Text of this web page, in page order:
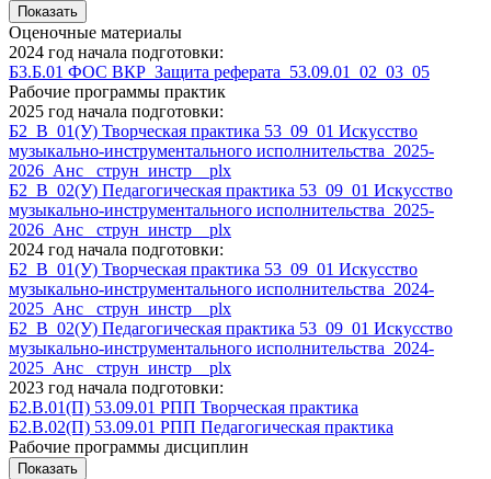
Показать
Оценочные материалы
2024 год начала подготовки:
Б3.Б.01 ФОС ВКР_Защита реферата_53.09.01_02_03_05
Рабочие программы практик
2025 год начала подготовки:
Б2_В_01(У) Творческая практика 53_09_01 Искусство
музыкально-инструментального исполнительства_2025-
2026_Анс_ струн_инстр__plx
Б2_В_02(У) Педагогическая практика 53_09_01 Искусство
музыкально-инструментального исполнительства_2025-
2026_Анс_ струн_инстр__plx
2024 год начала подготовки:
Б2_В_01(У) Творческая практика 53_09_01 Искусство
музыкально-инструментального исполнительства_2024-
2025_Анс_ струн_инстр__plx
Б2_В_02(У) Педагогическая практика 53_09_01 Искусство
музыкально-инструментального исполнительства_2024-
2025_Анс_ струн_инстр__plx
2023 год начала подготовки:
Б2.В.01(П) 53.09.01 РПП Творческая практика
Б2.В.02(П) 53.09.01 РПП Педагогическая практика
Рабочие программы дисциплин
Показать